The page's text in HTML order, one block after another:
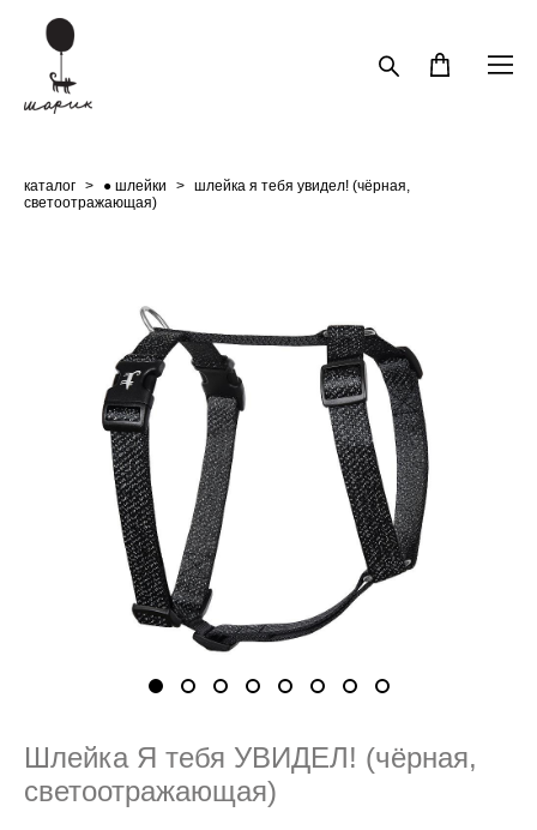
каталог > ● шлейки > шлейка я тебя увидел! (чёрная,
светоотражающая)
Шлейка Я тебя УВИДЕЛ! (чёрная,
светоотражающая)